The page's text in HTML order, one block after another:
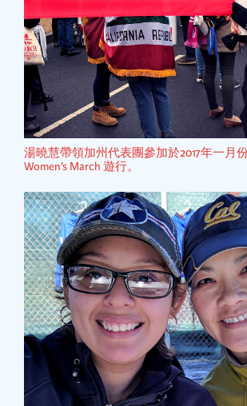
湯曉慧帶領加州代表團參加於2017年一月
Women’s March 遊行。